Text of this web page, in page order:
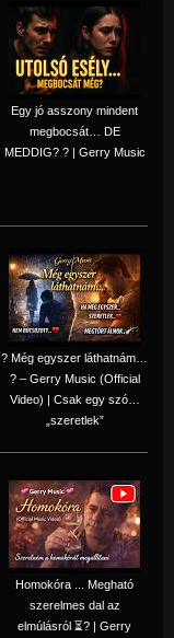
Egy jó asszony mindent
megbocsát… DE
MEDDIG? ? | Gerry Music
? Még egyszer láthatnám…
? – Gerry Music (Official
Video) | Csak egy szó…
„szeretlek”
Homokóra ... Megható
szerelmes dal az
elmúlásról ⏳? | Gerry